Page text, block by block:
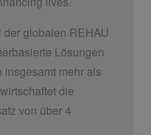
globalen REHAU
Lösungen
mehr als
die
von über 4